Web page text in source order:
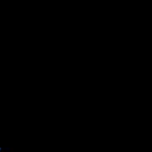
en